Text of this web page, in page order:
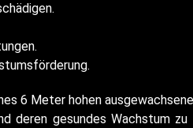
6 Meter hohen
gesundes Wachstum zu